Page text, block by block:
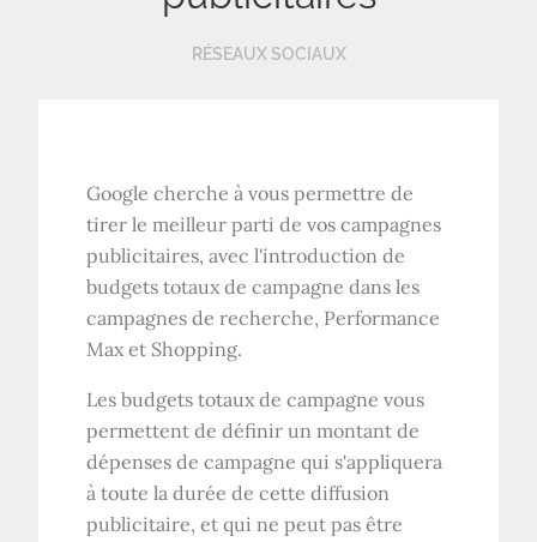
RÉSEAUX SOCIAUX
Google cherche à vous permettre de
tirer le meilleur parti de vos campagnes
publicitaires, avec l'introduction de
budgets totaux de campagne dans les
campagnes de recherche, Performance
Max et Shopping.
Les budgets totaux de campagne vous
permettent de définir un montant de
dépenses de campagne qui s'appliquera
à toute la durée de cette diffusion
publicitaire, et qui ne peut pas être